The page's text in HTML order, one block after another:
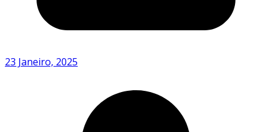
23 Janeiro, 2025